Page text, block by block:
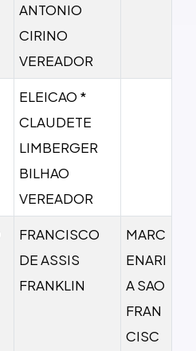
ANTONIO
CIRINO
VEREADOR
ELEICAO *
CLAUDETE
LIMBERGER
BILHAO
VEREADOR
FRANCISCO
DE ASSIS
FRANKLIN
MARC
ENARI
A SAO
FRAN
CISC